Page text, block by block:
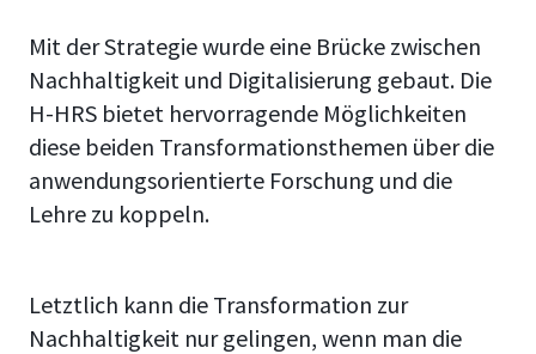
Mit der Strategie wurde eine Brücke zwischen
Nachhaltigkeit und Digitalisierung gebaut. Die
H-HRS bietet hervorragende Möglichkeiten
diese beiden Transformationsthemen über die
anwendungsorientierte Forschung und die
Lehre zu koppeln.
Letztlich kann die Transformation zur
Nachhaltigkeit nur gelingen, wenn man die